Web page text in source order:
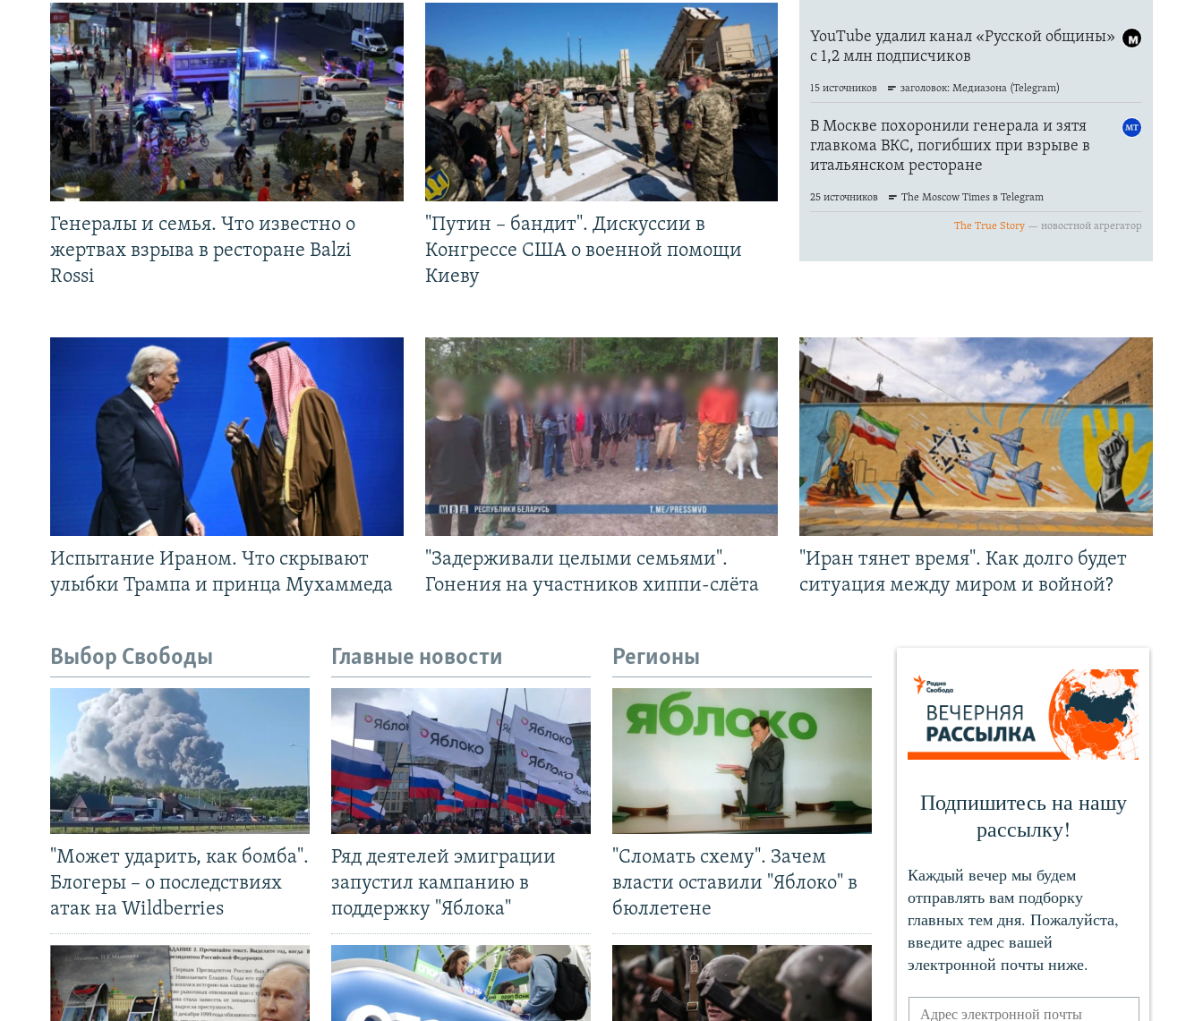
Генералы и семья. Что известно о
жертвах взрыва в ресторане Balzi
Rossi
"Путин – бандит". Дискуссии в
Конгрессе США о военной помощи
Киеву
Испытание Ираном. Что скрывают
улыбки Трампа и принца Мухаммеда
"Задерживали целыми семьями".
Гонения на участников хиппи-слёта
"Иран тянет время". Как долго будет
ситуация между миром и войной?
Выбор Свободы
"Может ударить, как бомба".
Блогеры – о последствиях
атак на Wildberries
Главные новости
Ряд деятелей эмиграции
запустил кампанию в
поддержку "Яблока"
Регионы
"Сломать схему". Зачем
власти оставили "Яблоко" в
бюллетене